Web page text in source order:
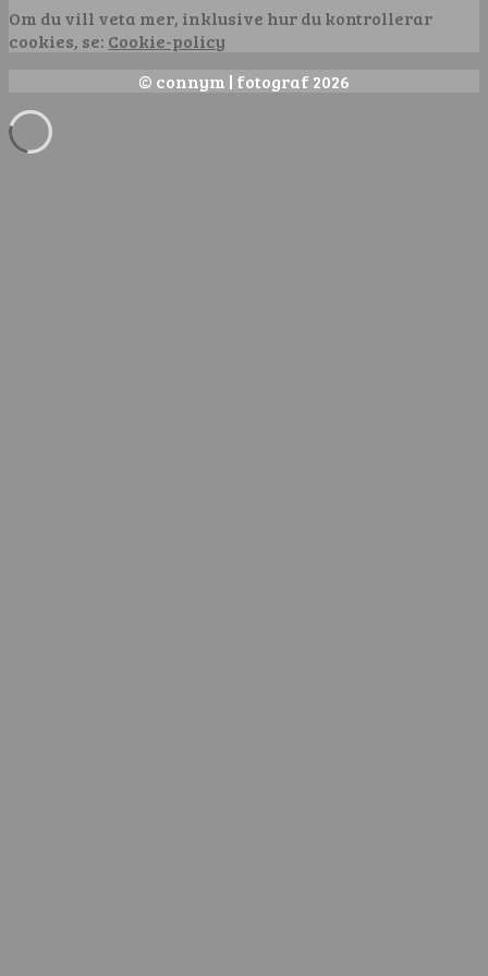
Om du vill veta mer, inklusive hur du kontrollerar
cookies, se: Cookie-policy
© connym | fotograf 2026